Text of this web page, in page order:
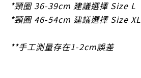
*頸圈 36-39cm 建議選擇 Size L
*頸圈 46-54cm 建議選擇 Size XL
**手工測量存在1-2cm誤差